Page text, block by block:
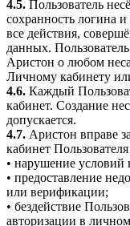
4.5. Пользователь
сохранность логина
все действия,
данных.
Аристон о любом
Личному кабинету
4.6. Каждый
кабинет. Создание
допускается.
4.7. Аристон вправе
кабинет
• нарушение условий
• предоставление
или верификации;
• бездействие
авторизации в